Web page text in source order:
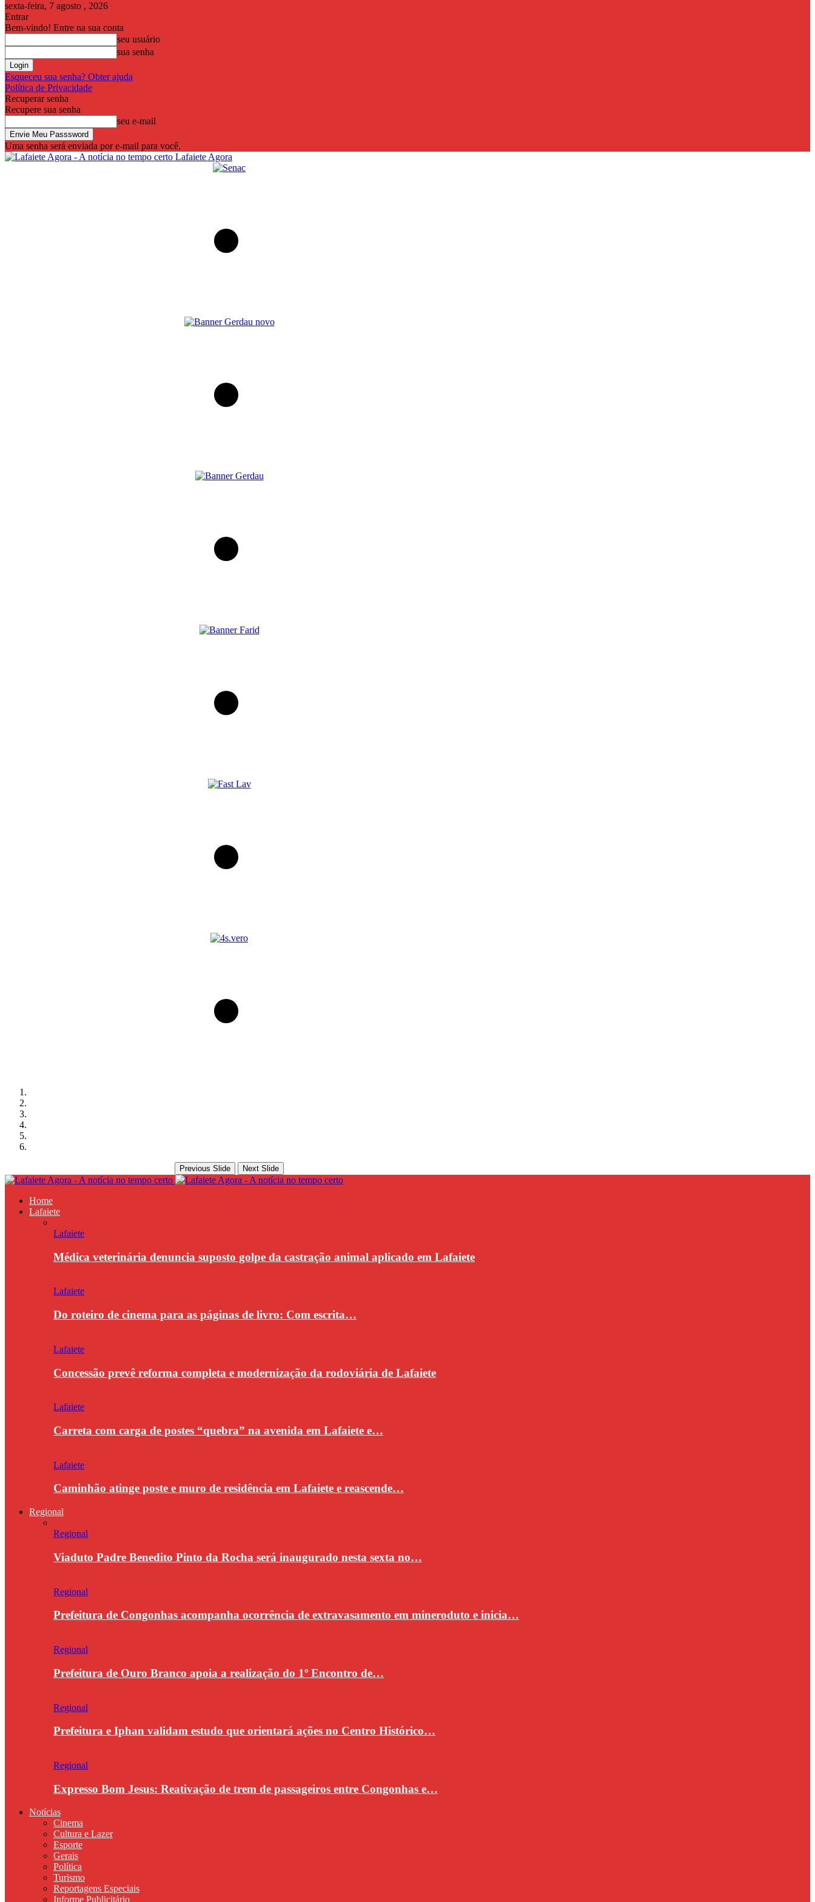
sexta-feira, 7 agosto , 2026
Entrar
Bem-vindo! Entre na sua conta
seu usuário
sua senha
Esqueceu sua senha? Obter ajuda
Política de Privacidade
Recuperar senha
Recupere sua senha
seu e-mail
Uma senha será enviada por e-mail para você.
Lafaiete Agora
Previous Slide Next Slide
Home
Lafaiete
Lafaiete
Médica veterinária denuncia suposto golpe da castração animal aplicado em Lafaiete
Lafaiete
Do roteiro de cinema para as páginas de livro: Com escrita…
Lafaiete
Concessão prevê reforma completa e modernização da rodoviária de Lafaiete
Lafaiete
Carreta com carga de postes “quebra” na avenida em Lafaiete e…
Lafaiete
Caminhão atinge poste e muro de residência em Lafaiete e reascende…
Regional
Regional
Viaduto Padre Benedito Pinto da Rocha será inaugurado nesta sexta no…
Regional
Prefeitura de Congonhas acompanha ocorrência de extravasamento em mineroduto e inicia…
Regional
Prefeitura de Ouro Branco apoia a realização do 1º Encontro de…
Regional
Prefeitura e Iphan validam estudo que orientará ações no Centro Histórico…
Regional
Expresso Bom Jesus: Reativação de trem de passageiros entre Congonhas e…
Notícias
Cinema
Cultura e Lazer
Esporte
Gerais
Política
Turismo
Reportagens Especiais
Informe Publicitário